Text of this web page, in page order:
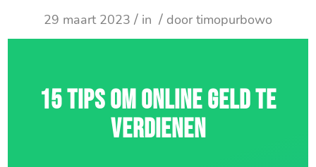
29 maart 2023 / in / doortimopurbowo
15 TIPS OM ONLINE GELD TE
VERDIENEN